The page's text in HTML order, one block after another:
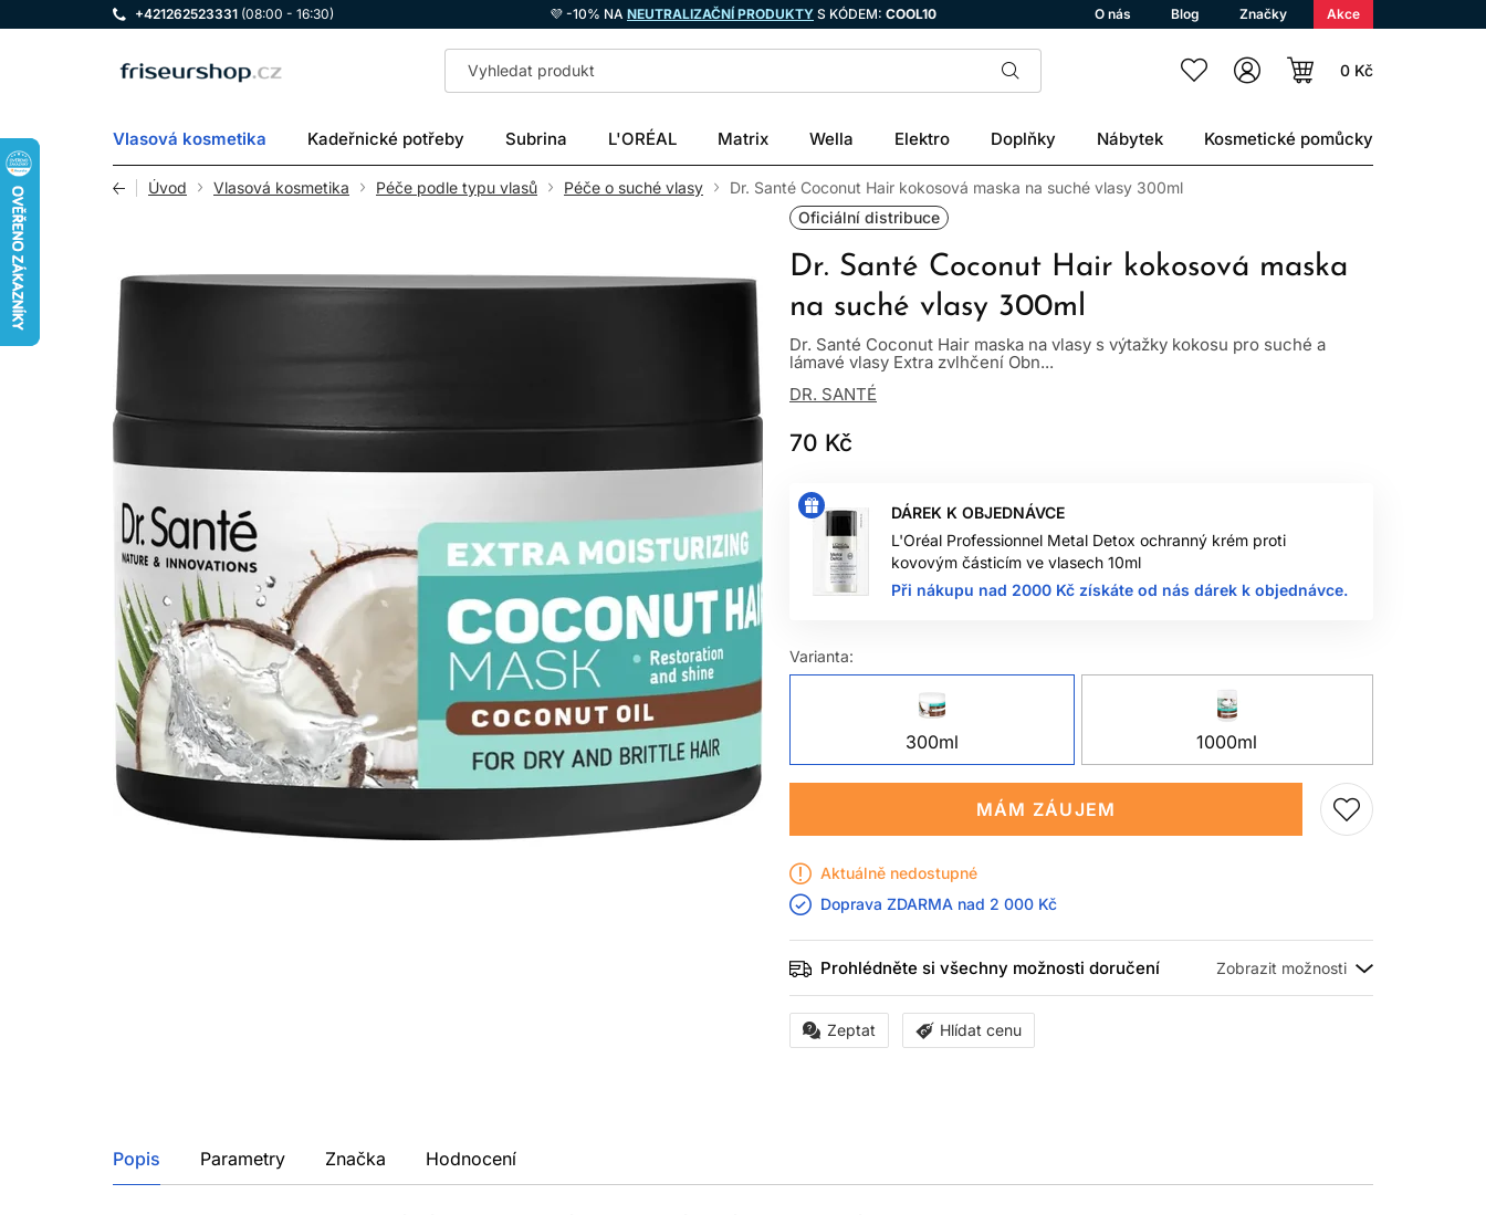
+421262523331 (08:00 - 16:30) 💜 -10% NA NEUTRALIZAČNÍ PRODUKTY S KÓDEM: COOL10 O nás Blog Značky Akce
LOMAX 0 Kč
Vlasová kosmetika Kadeřnické potřeby Subrina L'ORÉAL Matrix Wella Elektro Doplňky Nábytek Kosmetické pomůcky
Úvod Vlasová kosmetika Péče podle typu vlasů Péče o suché vlasy
Dr. Santé Coconut Hair kokosová maska na suché vlasy 300ml
Oficiální distribuce
Dr. Santé Coconut Hair kokosová maska
na suché vlasy 300ml
Dr. Santé Coconut Hair maska na vlasy s výtažky kokosu pro suché a
lámavé vlasy Extra zvlhčení Obn...
DR. SANTÉ
70 Kč
DÁREK K OBJEDNÁVCE
L'Oréal Professionnel Metal Detox ochranný krém proti
kovovým částicím ve vlasech 10ml
Při nákupu nad 2000 Kč získáte od nás dárek k objednávce.
Varianta:
300ml 1000ml
MÁM ZÁUJEM
Aktuálně nedostupné
Doprava ZDARMA nad 2 000 Kč
Prohlédněte si všechny možnosti doručení
Zeptat Hlídat cenu
Popis Parametry Značka Hodnocení